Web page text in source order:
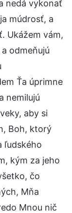
nedá vykonať
múdrosť, a
Ukážem vám,
odmeňujú
Ťa úprimne
nemilujú
aby si
Boh, ktorý
ľudského
kým za jeho
čo
Mňa
Mnou nič